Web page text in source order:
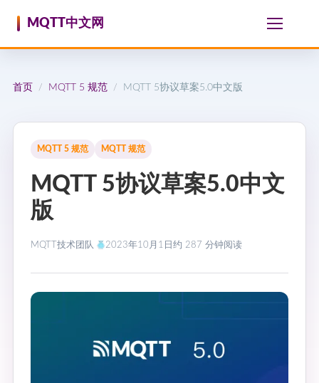
MQTT中文网
首页 / MQTT 5 规范 / MQTT 5协议草案5.0中文版
MQTT 5 规范 MQTT 规范
MQTT 5协议草案5.0中文
版
MQTT技术团队 2023年10月1日 约 287 分钟阅读